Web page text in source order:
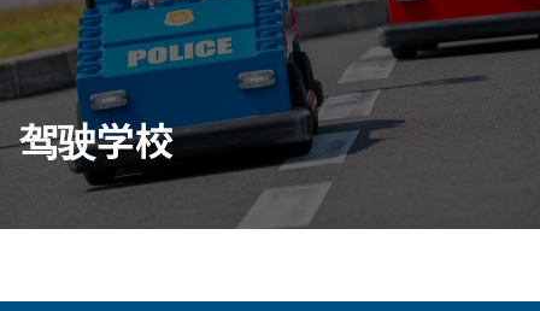
驾驶学校